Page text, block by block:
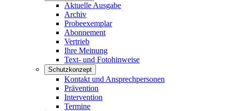
Aktuelle Ausgabe
Archiv
Probeexemplar
Abonnement
Vertrieb
Ihre Meinung
Text- und Fotohinweise
Schutzkonzept
Kontakt und Ansprechpersonen
Prävention
Intervention
Termine